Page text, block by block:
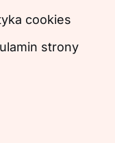
cookies
strony